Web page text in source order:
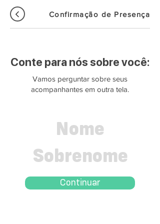
Confirmação de Presença
Conte para nós sobre você:
Vamos perguntar sobre seus
acompanhantes em outra tela.
Continuar